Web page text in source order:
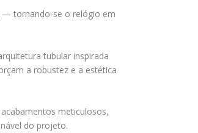
— tornando-se o relógio em
tubular inspirada
a robustez e a estética
meticulosos,
do projeto.